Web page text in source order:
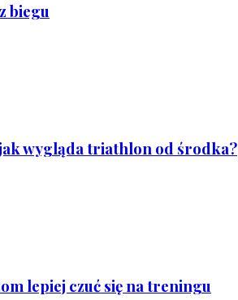
biegu
wygląda triathlon od środka?
lepiej czuć się na treningu